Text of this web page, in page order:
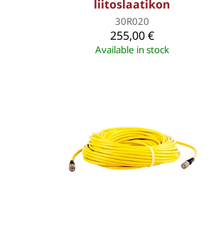
liitoslaatikon
30R020
255,00 €
Available in stock